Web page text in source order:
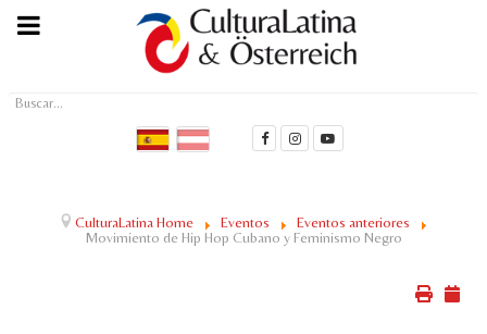
Buscar...
CulturaLatina Home Eventos
Eventos anteriores
Movimiento de Hip Hop Cubano y Feminismo Negro